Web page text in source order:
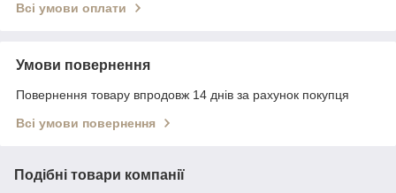
Всі умови оплати
Умови повернення
Повернення товару впродовж 14 днів за рахунок покупця
Всі умови повернення
Подібні товари компанії